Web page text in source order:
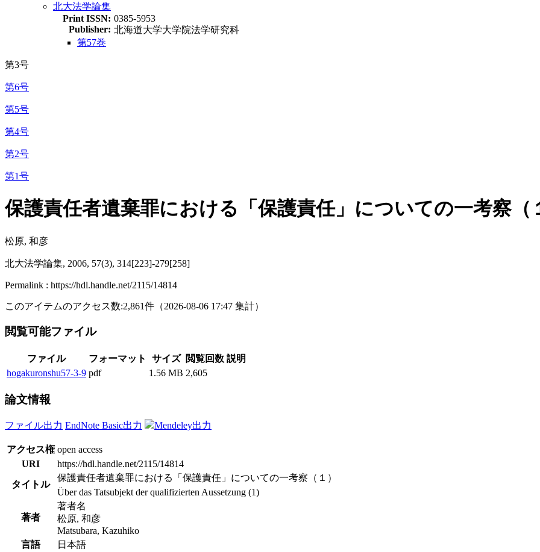
北大法学論集
Print ISSN: 0385-5953
Publisher: 北海道大学大学院法学研究科
第57巻
第3号
第6号
第5号
第4号
第2号
第1号
保護責任者遺棄罪における「保護責任」についての一考察（
松原, 和彦
北大法学論集, 2006, 57(3), 314[223]-279[258]
Permalink : https://hdl.handle.net/2115/14814
このアイテムのアクセス数:2,861件 （2026-08-06 17:47 集計）
閲覧可能ファイル
ファイル フォーマット サイズ 閲覧回数 説明
hogakuronshu57-3-9 pdf 1.56 MB 2,605
論文情報
ファイル出力 EndNote Basic出力 Mendeley出力
アクセス権 open access
URI
https://hdl.handle.net/2115/14814
タイトル
保護責任者遺棄罪における「保護責任」についての一考察（１）
Über das Tatsubjekt der qualifizierten Aussetzung (1)
著者
著者名
松原, 和彦
Matsubara, Kazuhiko
言語
日本語